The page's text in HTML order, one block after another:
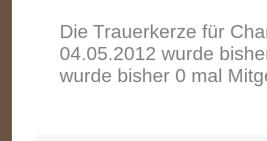
Die Trauerkerze für
04.05.2012 wurde
wurde bisher 0 mal